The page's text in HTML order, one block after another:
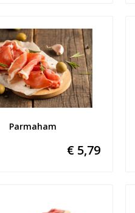
Parmaham
€ 5,79